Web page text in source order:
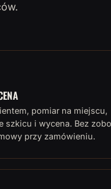
pomiar na miejscu,
szkicu i wycena. Bez
przy zamówieniu.